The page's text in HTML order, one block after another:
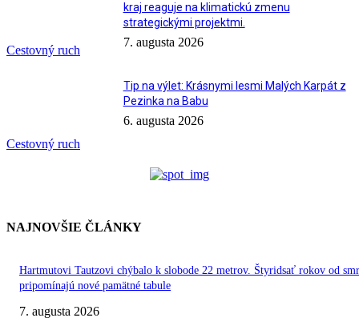
Cestovný ruch
kraj reaguje na klimatickú zmenu
strategickými projektmi.
7. augusta 2026
Cestovný ruch
Tip na výlet: Krásnymi lesmi Malých Karpát z
Pezinka na Babu
6. augusta 2026
NAJNOVŠIE ČLÁNKY
Hartmutovi Tautzovi chýbalo k slobode 22 metrov. Štyridsať rokov od
pripomínajú nové pamätné tabule
7. augusta 2026